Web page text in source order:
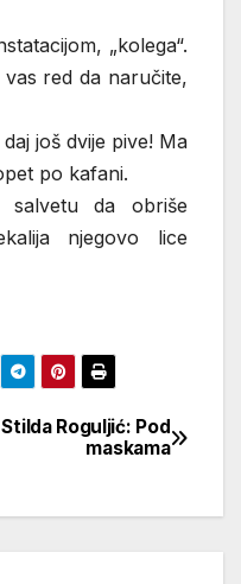
„kolega“.
red da naručite,
još dvije pive! Ma
po kafani.
da obriše
njegovo lice
Stilda Roguljić: Pod
maskama